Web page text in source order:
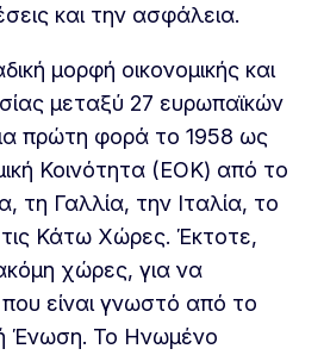
και την ασφάλεια.
μορφή οικονομικής και
μεταξύ 27 ευρωπαϊκών
πρώτη φορά το 1958 ως
Κοινότητα (ΕΟΚ) από το
τη Γαλλία, την Ιταλία, το
Κάτω Χώρες. Έκτοτε,
χώρες, για να
είναι γνωστό από το
Ένωση. Το Ηνωμένο